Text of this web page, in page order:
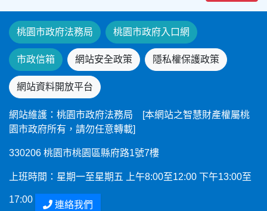
桃園市政府法務局 桃園市政府入口網
市政信箱 網站安全政策 隱私權保護政策
網站資料開放平台
網站維護：桃園市政府法務局 [本網站之智慧財產權屬桃
園市政府所有，請勿任意轉載]
330206 桃園市桃園區縣府路1號7樓
上班時間：星期一至星期五 上午8:00至12:00 下午13:00至
17:00
連絡我們